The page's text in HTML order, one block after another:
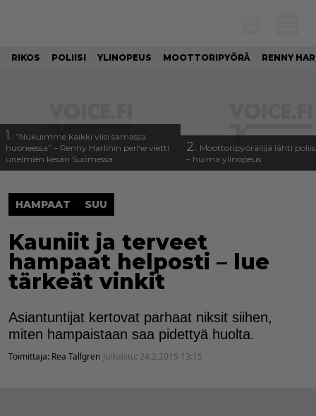
RIKOS POLIISI YLINOPEUS MOOTTORIPYÖRÄ RENNY
1. ”Nukuimme kaikki viisi samassa
huoneessa” – Renny Harlinin perhe vietti
unelmien kesän Suomessa
2. Moottoripyöräilijä lähti
– huima ylinopeus
HAMPAAT SUU
Kauniit ja terveet
hampaat helposti – lue
tärkeät vinkit
Asiantuntijat kertovat parhaat niksit siihen,
miten hampaistaan saa pidettyä huolta.
Toimittaja: Rea Tallgren Julkaistu: 24.2.2015 13:15